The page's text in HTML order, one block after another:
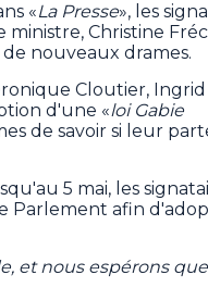
«La Presse», les
Christine
nouveaux drames.
Cloutier, Ingrid
d'une «loi Gabie
de savoir si leur
5 mai, les
Parlement afin
et nous espérons